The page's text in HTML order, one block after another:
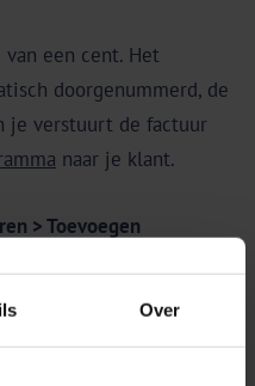
Over
een cent. Het
doorgenummerd, de
je verstuurt de factuur
naar je klant.
> Toevoegen